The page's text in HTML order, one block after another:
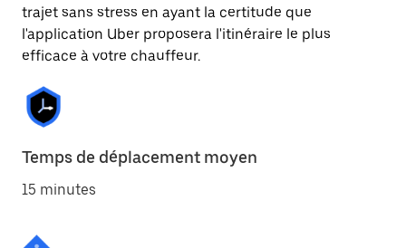
trajet sans stress en ayant la certitude que
l'application Uber proposera l'itinéraire le plus
efficace à votre chauffeur.
Temps de déplacement moyen
15 minutes